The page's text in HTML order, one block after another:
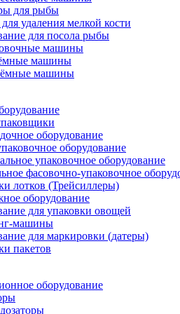
для рыбы
удаления мелкой кости
для посола рыбы
машины
машины
машины
оборудование
оборудование
упаковочное оборудование
фасовочно-упаковочное
лотков (Трейсиллеры)
оборудование
для упаковки овощей
машины
для маркировки (датеры)
пакетов
оборудование